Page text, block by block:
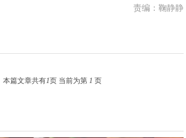
责编：鞠静静
本篇文章共有1页 当前为第 1 页